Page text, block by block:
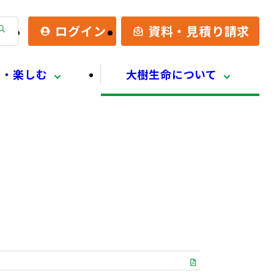
検
ログイン 資料・見積り請求
楽しむ 大樹生命について